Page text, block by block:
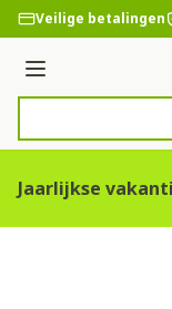
Ga naar de inhoud
Veilige betalingen
Menu
Jaarlijkse